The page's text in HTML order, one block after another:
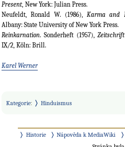
Present, New York: Julian Press.
Neufeldt, Ronald W. (1986), Karma and
Albany: State University of New York Press.
Reinkarnation. Sonderheft (1957),
IX/2, Köln: Brill.
Karel Werner
Kategorie: Hinduismus
Historie Nápověda k MediaWiki